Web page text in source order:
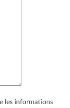
les informations